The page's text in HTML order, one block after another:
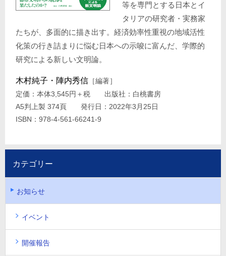
等を専門とする日本とイ
タリアの研究者・実務家
たちが、多面的に描き出す。経済効率性重視の地域活性
化策の行き詰まりに悩む日本への示唆に富んだ、学際的
研究による新しい文明論。
木村純子・陣内秀信 ［編著］
定価：本体3,545円＋税 出版社：白桃書房
A5判上製 374頁 発行日：2022年3月25日
ISBN：978-4-561-66241-9
カテゴリー
お知らせ
イベント
開催報告